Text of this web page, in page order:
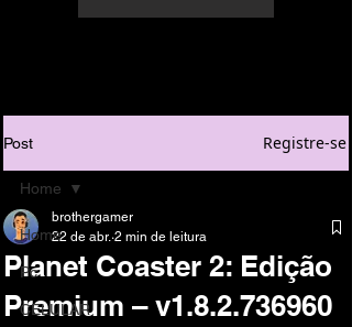
Post Registre-se
Home
Pc
CELULAR
Home
Planet Coaster 2: Edição
Premium – v1.8.2.736960
brothergamer
22 de abr. 2 min de leitura